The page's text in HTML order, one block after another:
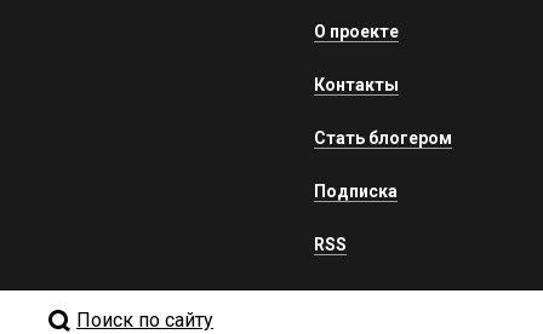
О проекте
Контакты
Стать блогером
Подписка
RSS
Поиск по сайту